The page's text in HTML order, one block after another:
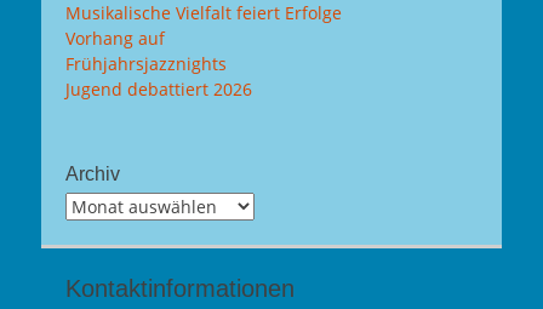
Musikalische Vielfalt feiert Erfolge
Vorhang auf
Frühjahrsjazznights
Jugend debattiert 2026
Archiv
Archiv
Kontaktinformationen